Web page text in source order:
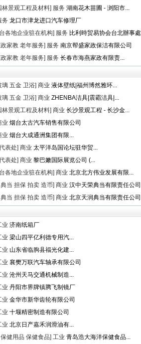
林景观工程及材料] 服务 湖南花木苗圃 - 浏阳市...
务 龙口市津龙进口汽车修理厂
各地企业驻在机构] 服务 比利時贸易协会台北辦事處
家教 老年服务] 服务 南京帮盛家政保洁有限公司
家教 老年服务] 服务 长春市海燕家政有限责...
璃 五金 卫浴] 商业 液体壁纸|福州博然雅环...
璃 五金 卫浴] 商业 ZHENBA洁具|震霸洁具|...
林景观工程及材料] 商业 长沙景观工程 - 长沙金...
业 烟台太古汽车销售有限公司
业 烟台大成通洲集团有限...
表处] 商业 太平洋岛国论坛驻华贸...
表处] 商业 黎巴嫩国际展览公司 (...
各地企业驻在机构] 商业 北京北方伟业发展有限...
当 担保 拍卖 造币] 商业 汉中天荣典当有限责任公司
当 担保 拍卖 造币] 商业 北京天润典当有限责任公司
业 济南纸箱厂
业 梁山四平亿利德专用汽...
业 山东省临朐县福光化建...
业 襄樊万联汽车轴承有限公司
业 沧州天马交通机械制造...
业 丹阳市界牌镇腾飞制镜厂
业 金华市新华齿轮有限公司
业 十堰精密制造有限公司
业 北京日产嘉禾润滑油有...
健用品 保健食品] 工业 青岛浩大海洋保健食品...